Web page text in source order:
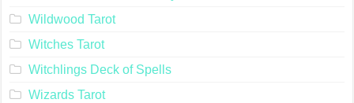
Wildwood Tarot
Witches Tarot
Witchlings Deck of Spells
Wizards Tarot